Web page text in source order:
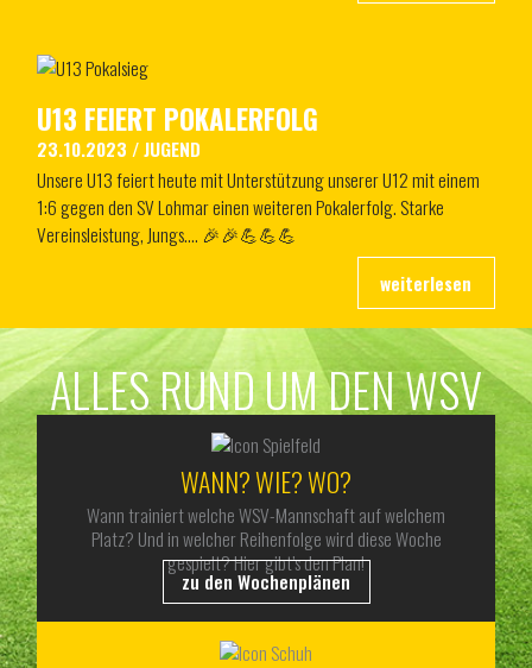
U13 FEIERT POKALERFOLG
23.10.2023 /JUGEND
Unsere U13 feiert heute mit Unterstützung unserer U12 mit einem
1:6 gegen den SV Lohmar einen weiteren Pokalerfolg. Starke
Vereinsleistung, Jungs…. 🎉🎉💪💪💪
ALLES RUND UM DEN WSV
WANN? WIE? WO?
Wann trainiert welche WSV-Mannschaft auf welchem
Platz? Und in welcher Reihenfolge wird diese Woche
gespielt? Hier gibt’s den Plan!
zu den Wochenplänen